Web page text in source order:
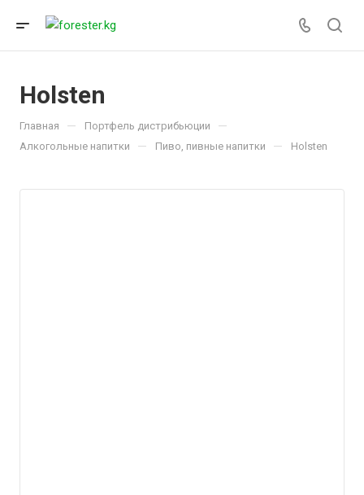
Holsten
Главная — Портфель дистрибьюции —
Алкогольные напитки — Пиво, пивные напитки — Holsten